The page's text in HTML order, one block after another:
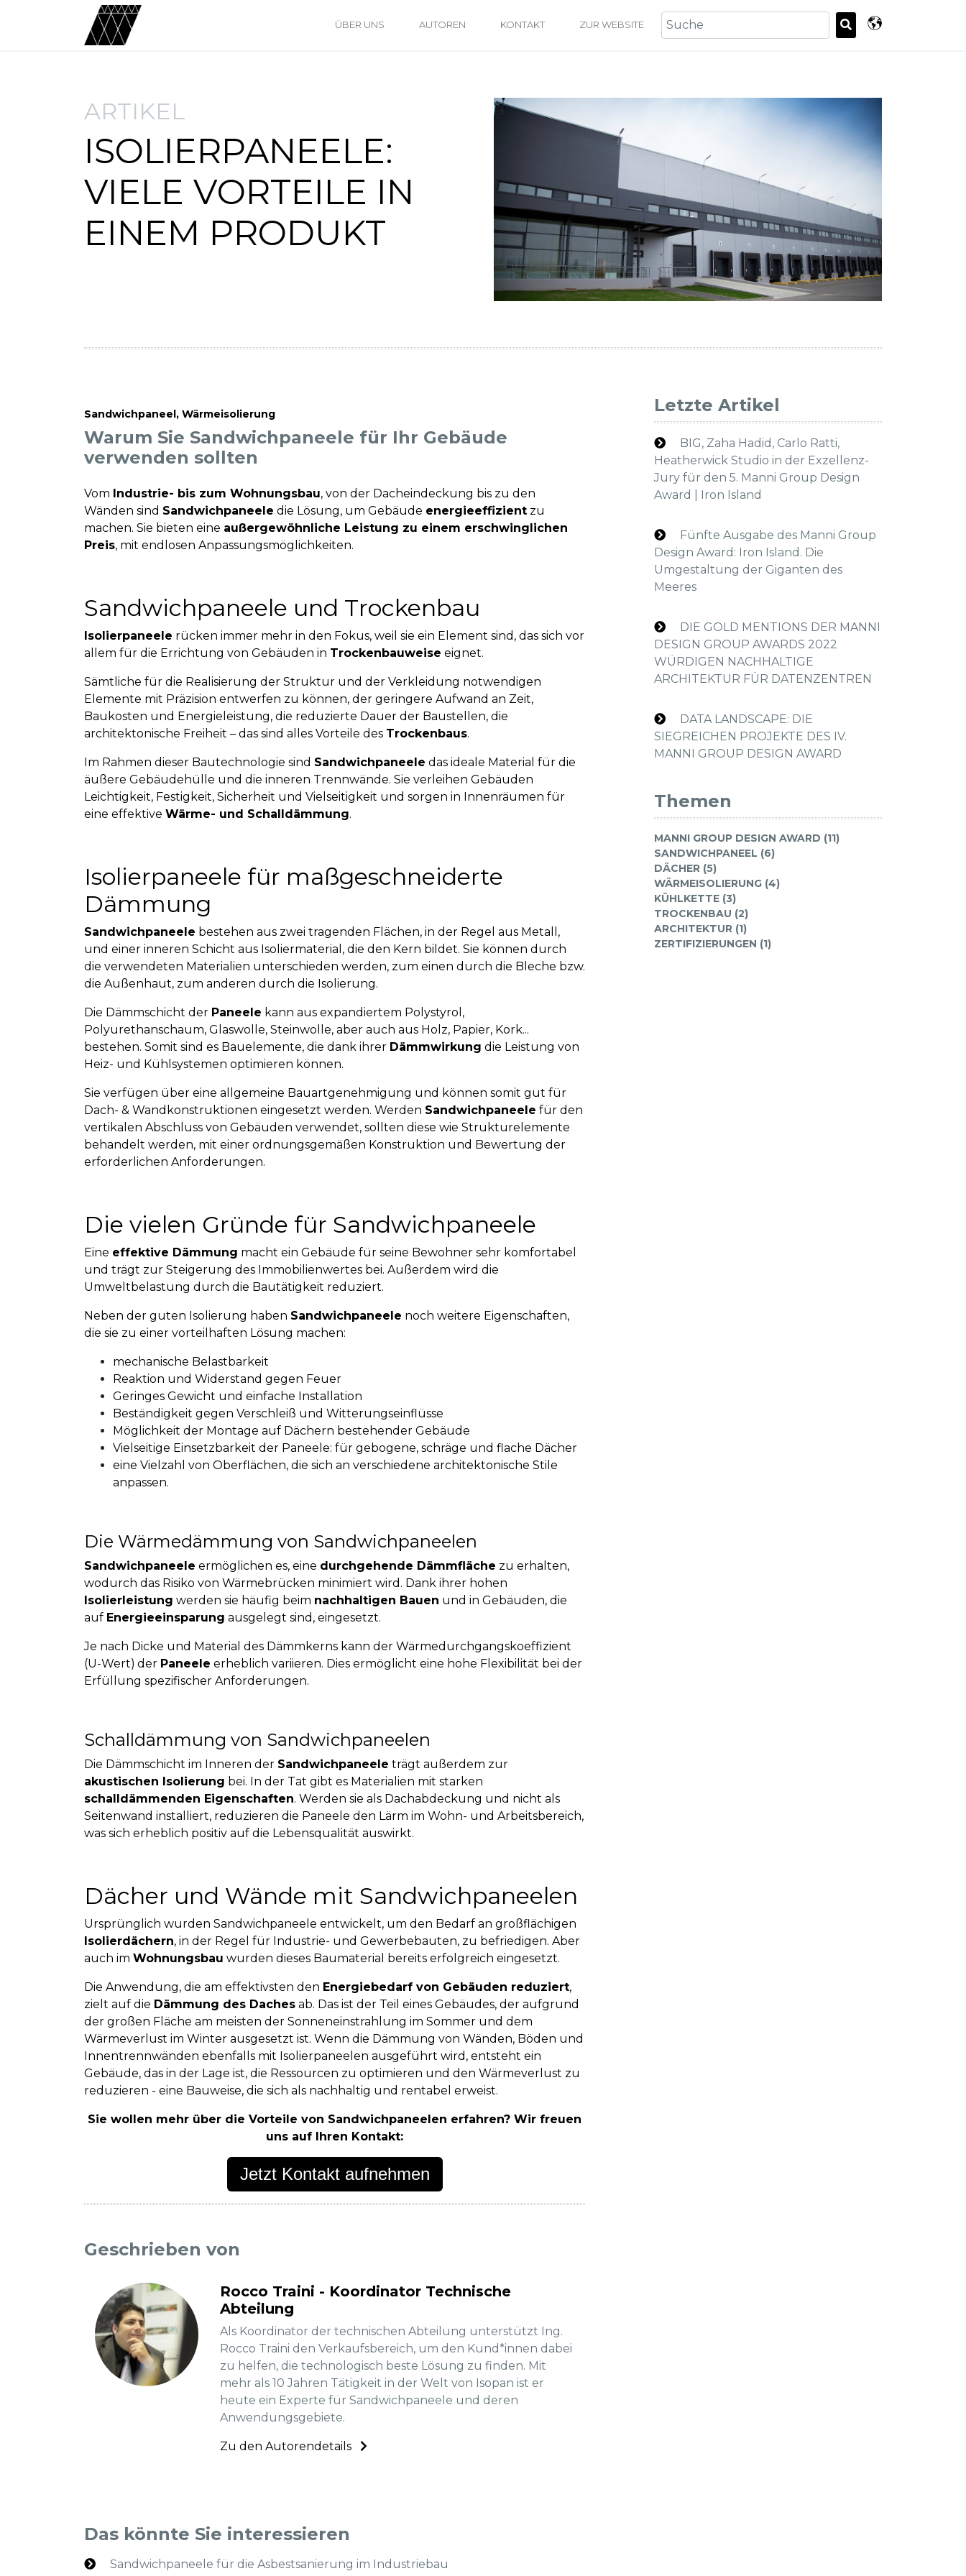
ÜBER UNS AUTOREN KONTAKT ZUR WEBSITE
ARTIKEL
ISOLIERPANEELE:
VIELE VORTEILE IN
EINEM PRODUKT
Sandwichpaneel, Wärmeisolierung
Warum Sie Sandwichpaneele für Ihr Gebäude
verwenden sollten
Vom Industrie- bis zum Wohnungsbau, von der Dacheindeckung bis zu den
Wänden sind Sandwichpaneele die Lösung, um Gebäude energieeffizient zu
machen. Sie bieten eine außergewöhnliche Leistung zu einem erschwinglichen
Preis, mit endlosen Anpassungsmöglichkeiten.
Sandwichpaneele und Trockenbau
Isolierpaneele rücken immer mehr in den Fokus, weil sie ein Element sind, das sich vor
allem für die Errichtung von Gebäuden in Trockenbauweise eignet.
Sämtliche für die Realisierung der Struktur und der Verkleidung notwendigen
Elemente mit Präzision entwerfen zu können, der geringere Aufwand an Zeit,
Baukosten und Energieleistung, die reduzierte Dauer der Baustellen, die
architektonische Freiheit – das sind alles Vorteile des Trockenbaus.
Im Rahmen dieser Bautechnologie sind Sandwichpaneele das ideale Material für die
äußere Gebäudehülle und die inneren Trennwände. Sie verleihen Gebäuden
Leichtigkeit, Festigkeit, Sicherheit und Vielseitigkeit und sorgen in Innenräumen für
eine effektive Wärme- und Schalldämmung.
Isolierpaneele für maßgeschneiderte
Dämmung
Sandwichpaneele bestehen aus zwei tragenden Flächen, in der Regel aus Metall,
und einer inneren Schicht aus Isoliermaterial, die den Kern bildet. Sie können durch
die verwendeten Materialien unterschieden werden, zum einen durch die Bleche bzw.
die Außenhaut, zum anderen durch die Isolierung.
Die Dämmschicht der Paneele kann aus expandiertem Polystyrol,
Polyurethanschaum, Glaswolle, Steinwolle, aber auch aus Holz, Papier, Kork...
bestehen. Somit sind es Bauelemente, die dank ihrer Dämmwirkung die Leistung von
Heiz- und Kühlsystemen optimieren können.
Sie verfügen über eine allgemeine Bauartgenehmigung und können somit gut für
Dach- & Wandkonstruktionen eingesetzt werden. Werden Sandwichpaneele für den
vertikalen Abschluss von Gebäuden verwendet, sollten diese wie Strukturelemente
behandelt werden, mit einer ordnungsgemäßen Konstruktion und Bewertung der
erforderlichen Anforderungen.
Die vielen Gründe für Sandwichpaneele
Eine effektive Dämmung macht ein Gebäude für seine Bewohner sehr komfortabel
und trägt zur Steigerung des Immobilienwertes bei. Außerdem wird die
Umweltbelastung durch die Bautätigkeit reduziert.
Neben der guten Isolierung haben Sandwichpaneele noch weitere Eigenschaften,
die sie zu einer vorteilhaften Lösung machen:
mechanische Belastbarkeit
Reaktion und Widerstand gegen Feuer
Geringes Gewicht und einfache Installation
Beständigkeit gegen Verschleiß und Witterungseinflüsse
Möglichkeit der Montage auf Dächern bestehender Gebäude
Vielseitige Einsetzbarkeit der Paneele: für gebogene, schräge und flache Dächer
eine Vielzahl von Oberflächen, die sich an verschiedene architektonische Stile
anpassen.
Die Wärmedämmung von Sandwichpaneelen
Sandwichpaneele ermöglichen es, eine durchgehende Dämmfläche zu erhalten,
wodurch das Risiko von Wärmebrücken minimiert wird. Dank ihrer hohen
Isolierleistung werden sie häufig beim nachhaltigen Bauen und in Gebäuden, die
auf Energieeinsparung ausgelegt sind, eingesetzt.
Je nach Dicke und Material des Dämmkerns kann der Wärmedurchgangskoeffizient
(U-Wert) der Paneele erheblich variieren. Dies ermöglicht eine hohe Flexibilität bei der
Erfüllung spezifischer Anforderungen.
Schalldämmung von Sandwichpaneelen
Die Dämmschicht im Inneren der Sandwichpaneele trägt außerdem zur
akustischen Isolierung bei. In der Tat gibt es Materialien mit starken
schalldämmenden Eigenschaften. Werden sie als Dachabdeckung und nicht als
Seitenwand installiert, reduzieren die Paneele den Lärm im Wohn- und Arbeitsbereich,
was sich erheblich positiv auf die Lebensqualität auswirkt.
Dächer und Wände mit Sandwichpaneelen
Ursprünglich wurden Sandwichpaneele entwickelt, um den Bedarf an großflächigen
Isolierdächern, in der Regel für Industrie- und Gewerbebauten, zu befriedigen. Aber
auch im Wohnungsbau wurden dieses Baumaterial bereits erfolgreich eingesetzt.
Die Anwendung, die am effektivsten den Energiebedarf von Gebäuden reduziert,
zielt auf die Dämmung des Daches ab. Das ist der Teil eines Gebäudes, der aufgrund
der großen Fläche am meisten der Sonneneinstrahlung im Sommer und dem
Wärmeverlust im Winter ausgesetzt ist. Wenn die Dämmung von Wänden, Böden und
Innentrennwänden ebenfalls mit Isolierpaneelen ausgeführt wird, entsteht ein
Gebäude, das in der Lage ist, die Ressourcen zu optimieren und den Wärmeverlust zu
reduzieren - eine Bauweise, die sich als nachhaltig und rentabel erweist.
Sie wollen mehr über die Vorteile von Sandwichpaneelen erfahren? Wir freuen
uns auf Ihren Kontakt:
Jetzt Kontakt aufnehmen
Geschrieben von
Rocco Traini - Koordinator Technische
Abteilung
Als Koordinator der technischen Abteilung unterstützt Ing.
Rocco Traini den Verkaufsbereich, um den Kund*innen dabei
zu helfen, die technologisch beste Lösung zu finden. Mit
mehr als 10 Jahren Tätigkeit in der Welt von Isopan ist er
heute ein Experte für Sandwichpaneele und deren
Anwendungsgebiete.
Zu den Autorendetails
Das könnte Sie interessieren
Sandwichpaneele für die Asbestsanierung im Industriebau
Letzte Artikel
BIG, Zaha Hadid, Carlo Ratti,
Heatherwick Studio in der Exzellenz-
Jury für den 5. Manni Group Design
Award | Iron Island
Fünfte Ausgabe des Manni Group
Design Award: Iron Island. Die
Umgestaltung der Giganten des
Meeres
DIE GOLD MENTIONS DER MANNI
DESIGN GROUP AWARDS 2022
WÜRDIGEN NACHHALTIGE
ARCHITEKTUR FÜR DATENZENTREN
DATA LANDSCAPE: DIE
SIEGREICHEN PROJEKTE DES IV.
MANNI GROUP DESIGN AWARD
Themen
MANNI GROUP DESIGN AWARD (11)
SANDWICHPANEEL (6)
DÄCHER (5)
WÄRMEISOLIERUNG (4)
KÜHLKETTE (3)
TROCKENBAU (2)
ARCHITEKTUR (1)
ZERTIFIZIERUNGEN (1)